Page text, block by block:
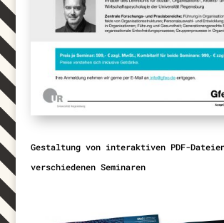
Gestaltung von interaktiven PDF-
verschiedenen Seminaren